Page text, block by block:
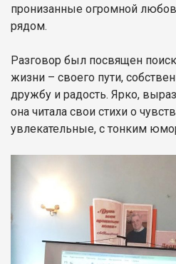
пронизанные огромной
рядом.
Разговор был посвящен
жизни – своего пути,
дружбу и радость. Ярко,
она читала свои стихи о
увлекательные, с тонким